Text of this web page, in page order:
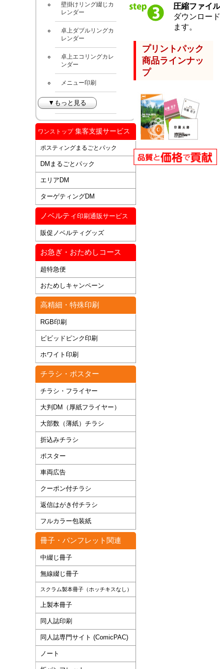
圧縮ファイ
ダウンロー
ます。
壁掛けリング綴じカ
レンダー
卓上ダブルリングカ
レンダー
卓上エコリングカレ
ンダー
メニュー印刷
▼もっと見る
ワンストップ集客支援サービス
ポスティングまるごとパック
DMまるごとパック
エリアDM
ターゲティングDM
ノベルティ 印刷通販サービス
販促ノベルティグッズ
お急ぎ・おためしコース
超特急便
おためしキャンペーン
高精細・特殊印刷
RGB印刷
ビビッドピンク印刷
ホワイト印刷
チラシ・ポスター
チラシ・フライヤー
大判DM（厚紙フライヤー）
大部数（薄紙）チラシ
折込みチラシ
ポスター
車両広告
クーポン付チラシ
返信はがき付チラシ
フルカラー包装紙
冊子・パンフレット関連
中綴じ冊子
無線綴じ冊子
スクラム製本冊子（ホッチキスなし）
上製本冊子
同人誌印刷
同人誌専門サイト (ComicPAC)
ノート
プリントパック
商品ラインナッ
プ